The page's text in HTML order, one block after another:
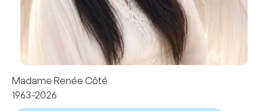
Madame Renée Côté
1963-2026